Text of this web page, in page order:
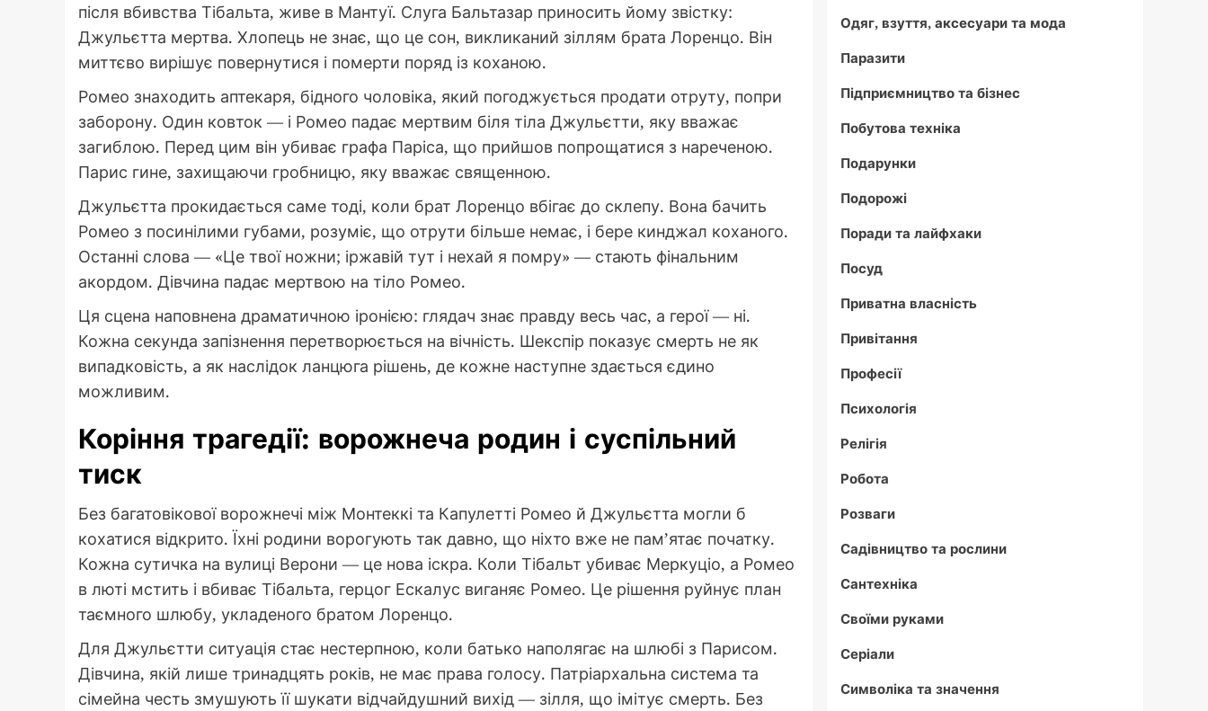
після вбивства Тібальта, живе в Мантуї. Слуга Бальтазар приносить йому звістку:
Джульєтта мертва. Хлопець не знає, що це сон, викликаний зіллям брата Лоренцо. Він
миттєво вирішує повернутися і померти поряд із коханою.
Ромео знаходить аптекаря, бідного чоловіка, який погоджується продати отруту, попри
заборону. Один ковток — і Ромео падає мертвим біля тіла Джульєтти, яку вважає
загиблою. Перед цим він убиває графа Паріса, що прийшов попрощатися з нареченою.
Парис гине, захищаючи гробницю, яку вважає священною.
Джульєтта прокидається саме тоді, коли брат Лоренцо вбігає до склепу. Вона бачить
Ромео з посинілими губами, розуміє, що отрути більше немає, і бере кинджал коханого.
Останні слова — «Це твої ножни; іржавій тут і нехай я помру» — стають фінальним
акордом. Дівчина падає мертвою на тіло Ромео.
Ця сцена наповнена драматичною іронією: глядач знає правду весь час, а герої — ні.
Кожна секунда запізнення перетворюється на вічність. Шекспір показує смерть не як
випадковість, а як наслідок ланцюга рішень, де кожне наступне здається єдино
можливим.
Коріння трагедії: ворожнеча родин і суспільний
тиск
Без багатовікової ворожнечі між Монтеккі та Капулетті Ромео й Джульєтта могли б
кохатися відкрито. Їхні родини ворогують так давно, що ніхто вже не пам’ятає початку.
Кожна сутичка на вулиці Верони — це нова іскра. Коли Тібальт убиває Меркуціо, а Ромео
в люті мстить і вбиває Тібальта, герцог Ескалус виганяє Ромео. Це рішення руйнує план
таємного шлюбу, укладеного братом Лоренцо.
Для Джульєтти ситуація стає нестерпною, коли батько наполягає на шлюбі з Парисом.
Дівчина, якій лише тринадцять років, не має права голосу. Патріархальна система та
сімейна честь змушують її шукати відчайдушний вихід — зілля, що імітує смерть. Без
Одяг, взуття, аксесуари та мода
Паразити
Підприємництво та бізнес
Побутова техніка
Подарунки
Подорожі
Поради та лайфхаки
Посуд
Приватна власність
Привітання
Професії
Психологія
Релігія
Робота
Розваги
Садівництво та рослини
Сантехніка
Своїми руками
Серіали
Символіка та значення